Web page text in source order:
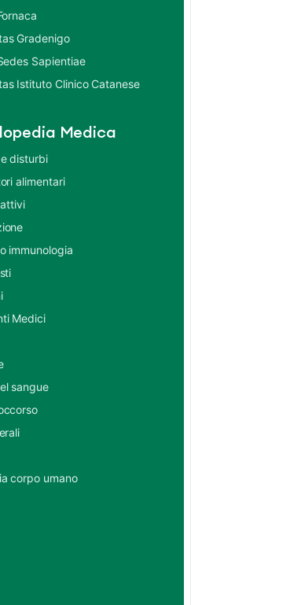
Gradenigo
Sapientiae
Istituto Clinico Catanese
Medica
disturbi
alimentari
immunologia
Medici
sangue
corpo umano